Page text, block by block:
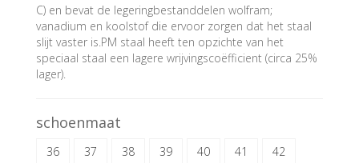
C) en bevat de legeringbestanddelen wolfram;
vanadium en koolstof die ervoor zorgen dat het staal
slijt vaster is.PM staal heeft ten opzichte van het
speciaal staal een lagere wrijvingscoëfficient (circa 25%
lager).
schoenmaat
36 37 38 39 40 41
42